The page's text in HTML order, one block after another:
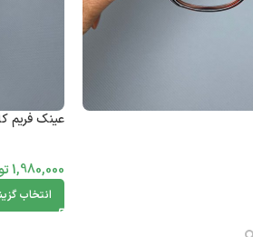
عینک فریم
1,980,000
انتخاب